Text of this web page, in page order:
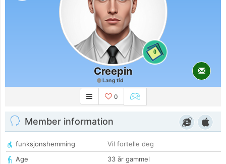
0
Creepin
Lang tid
0
Member information
funksjonshemming
Vil fortelle deg
Age
33 år gammel